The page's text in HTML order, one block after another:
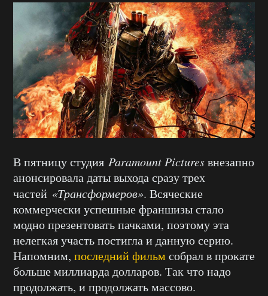
В пятницу студия Paramount Picturesвнезапно
анонсировала даты выхода сразу трех
частей «Трансформеров». Всяческие
коммерчески успешные франшизы стало
модно презентовать пачками, поэтому эта
нелегкая участь постигла и данную серию.
Напомним, последний фильм собрал в прокате
больше миллиарда долларов. Так что надо
продолжать, и продолжать массово.